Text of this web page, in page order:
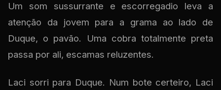
Um som sussurrante e escorregadio leva a
atenção da jovem para a grama ao lado de
Duque, o pavão. Uma cobra totalmente preta
passa por ali, escamas reluzentes.
Laci sorri para Duque. Num bote certeiro, Laci